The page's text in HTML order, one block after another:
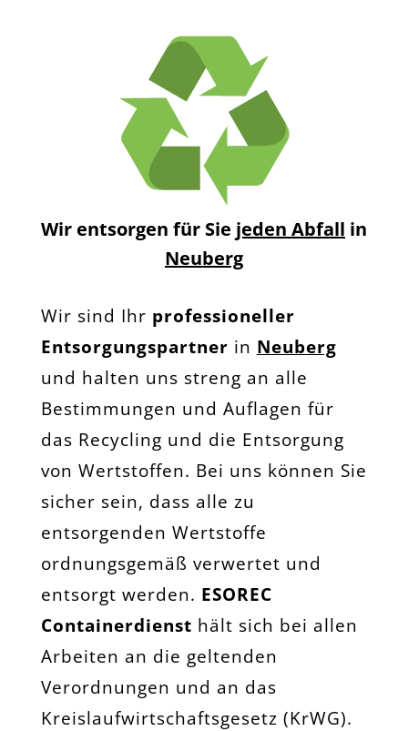
Wir entsorgen für Sie jeden Abfall in
Neuberg
Wir sind Ihr professioneller
Entsorgungspartner in Neuberg
und halten uns streng an alle
Bestimmungen und Auflagen für
das Recycling und die Entsorgung
von Wertstoffen. Bei uns können Sie
sicher sein, dass alle zu
entsorgenden Wertstoffe
ordnungsgemäß verwertet und
entsorgt werden. ESOREC
Containerdienst hält sich bei allen
Arbeiten an die geltenden
Verordnungen und an das
Kreislaufwirtschaftsgesetz (KrWG).